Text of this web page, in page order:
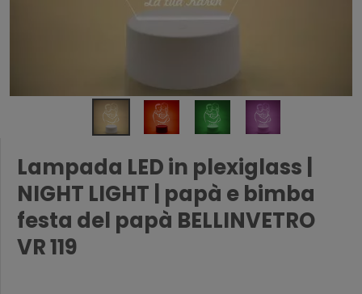
Lampada LED in plexiglass |
NIGHT LIGHT | papà e bimba
festa del papà BELLINVETRO
VR 119